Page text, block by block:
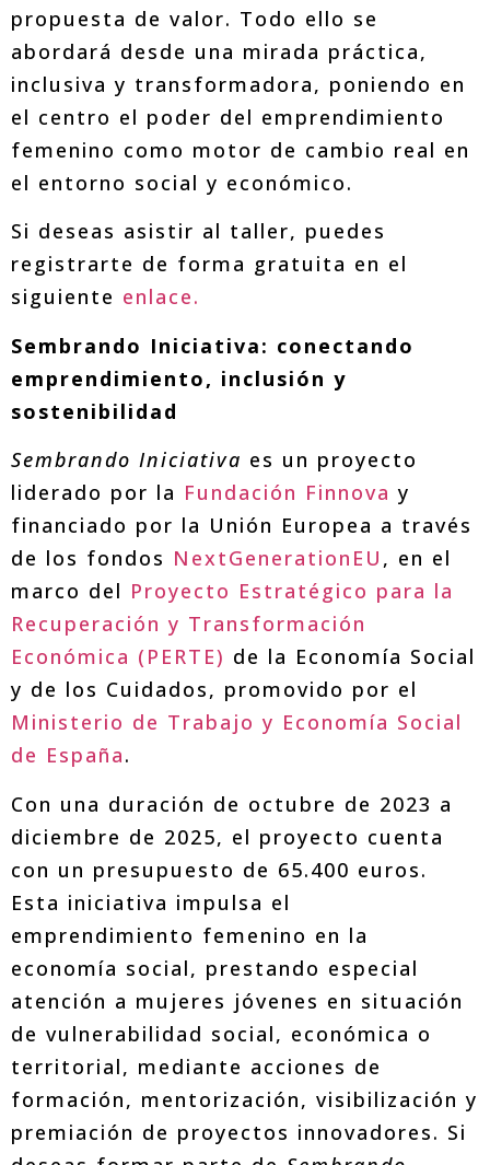
propuesta de valor. Todo ello se
abordará desde una mirada práctica,
inclusiva y transformadora, poniendo en
el centro el poder del emprendimiento
femenino como motor de cambio real en
el entorno social y económico.
Si deseas asistir al taller, puedes
registrarte de forma gratuita en el
siguiente enlace.
Sembrando Iniciativa: conectando
emprendimiento, inclusión y
sostenibilidad
Sembrando Iniciativa es un proyecto
liderado por la Fundación Finnova y
financiado por la Unión Europea a través
de los fondos NextGenerationEU , en el
marco del Proyecto Estratégico para la
Recuperación y Transformación
Económica (PERTE) de la Economía Social
y de los Cuidados, promovido por el
Ministerio de Trabajo y Economía Social
de España.
Con una duración de octubre de 2023 a
diciembre de 2025, el proyecto cuenta
con un presupuesto de 65.400 euros.
Esta iniciativa impulsa el
emprendimiento femenino en la
economía social, prestando especial
atención a mujeres jóvenes en situación
de vulnerabilidad social, económica o
territorial, mediante acciones de
formación, mentorización, visibilización y
premiación de proyectos innovadores. Si